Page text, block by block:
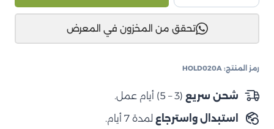
لولبي
ISUZU
X
2021+
تحقق من المخزون في المعرض
رمز المنتج: HOLD020A
شحن سريع (3 – 5) أيام عمل.
استبدال واسترجاع لمدة 7 أيام.